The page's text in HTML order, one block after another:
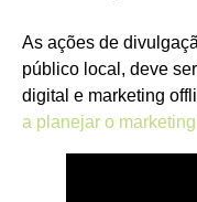
As ações de
público local, deve
digital e marketing
a planejar o